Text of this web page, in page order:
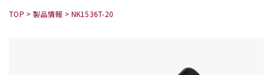
TOP > 製品情報 > NK1536T-20